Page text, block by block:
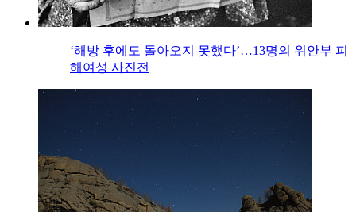
‘해방 후에도 돌아오지 못했다’…13명의 위안부 피
해여성 사진전